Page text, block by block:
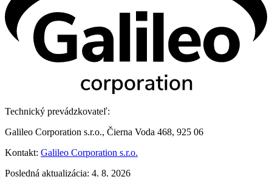
Technický prevádzkovateľ:
Galileo Corporation s.r.o., Čierna Voda 468, 925 06
Kontakt: Galileo Corporation s.r.o.
Posledná aktualizácia: 4. 8. 2026